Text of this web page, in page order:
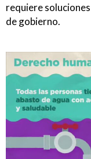
requiere
de gobierno.